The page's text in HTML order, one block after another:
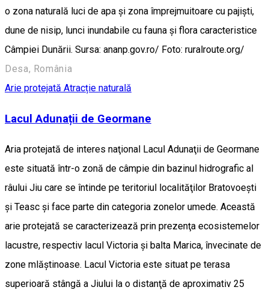
o zona naturală luci de apa și zona împrejmuitoare cu pajiști,
dune de nisip, lunci inundabile cu fauna și flora caracteristice
Câmpiei Dunării. Sursa: ananp.gov.ro/ Foto: ruralroute.org/
Desa, România
Arie protejată Atracție naturală
Lacul Adunații de Geormane
Aria protejată de interes naţional Lacul Adunaţii de Geormane
este situată într-o zonă de câmpie din bazinul hidrografic al
râului Jiu care se întinde pe teritoriul localităţilor Bratovoeşti
şi Teasc şi face parte din categoria zonelor umede. Această
arie protejată se caracterizează prin prezenţa ecosistemelor
lacustre, respectiv lacul Victoria şi balta Marica, învecinate de
zone mlăştinoase. Lacul Victoria este situat pe terasa
superioară stângă a Jiului la o distanţă de aproximativ 25